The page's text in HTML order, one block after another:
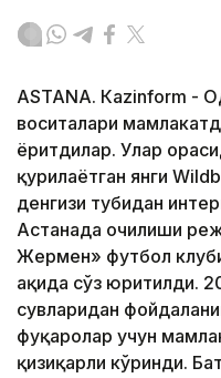
ASTANА. Кazinform -
воситалари
ёритдилар. Улар
қурилаётган янги
денгизи тубидан
Астанада очилиши
Жермен» футбол
ҳақида сўз юритилди.
сувларидан
фуқаролар учун
қизиқарли кўринди.